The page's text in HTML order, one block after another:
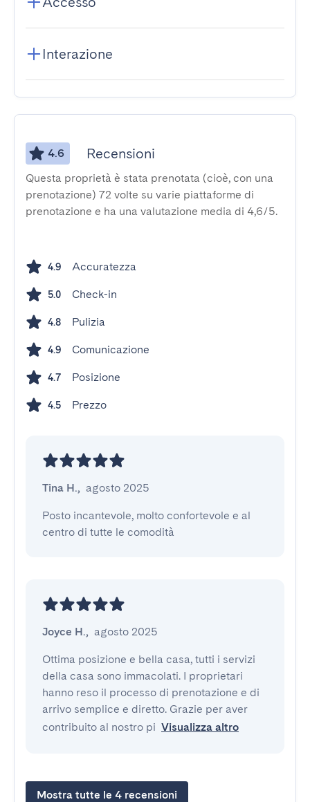
Interazione
4.6 Recensioni
Questa proprietà è stata prenotata (cioè, con una
prenotazione) 72 volte su varie piattaforme di
prenotazione e ha una valutazione media di 4,6/5.
4.9 Accuratezza
5.0 Check-in
4.8 Pulizia
4.9 Comunicazione
4.7 Posizione
4.5 Prezzo
Tina H., agosto 2025
Posto incantevole, molto confortevole e al
centro di tutte le comodità
Joyce H., agosto 2025
Ottima posizione e bella casa, tutti i servizi
della casa sono immacolati. I proprietari
hanno reso il processo di prenotazione e di
arrivo semplice e diretto. Grazie per aver
contribuito al nostro pi Visualizza altro
Mostra tutte le 4 recensioni